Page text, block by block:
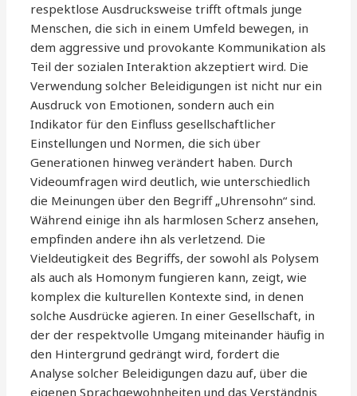
respektlose Ausdrucksweise trifft oftmals junge
Menschen, die sich in einem Umfeld bewegen, in
dem aggressive und provokante Kommunikation als
Teil der sozialen Interaktion akzeptiert wird. Die
Verwendung solcher Beleidigungen ist nicht nur ein
Ausdruck von Emotionen, sondern auch ein
Indikator für den Einfluss gesellschaftlicher
Einstellungen und Normen, die sich über
Generationen hinweg verändert haben. Durch
Videoumfragen wird deutlich, wie unterschiedlich
die Meinungen über den Begriff „Uhrensohn“ sind.
Während einige ihn als harmlosen Scherz ansehen,
empfinden andere ihn als verletzend. Die
Vieldeutigkeit des Begriffs, der sowohl als Polysem
als auch als Homonym fungieren kann, zeigt, wie
komplex die kulturellen Kontexte sind, in denen
solche Ausdrücke agieren. In einer Gesellschaft, in
der der respektvolle Umgang miteinander häufig in
den Hintergrund gedrängt wird, fordert die
Analyse solcher Beleidigungen dazu auf, über die
eigenen Sprachgewohnheiten und das Verständnis